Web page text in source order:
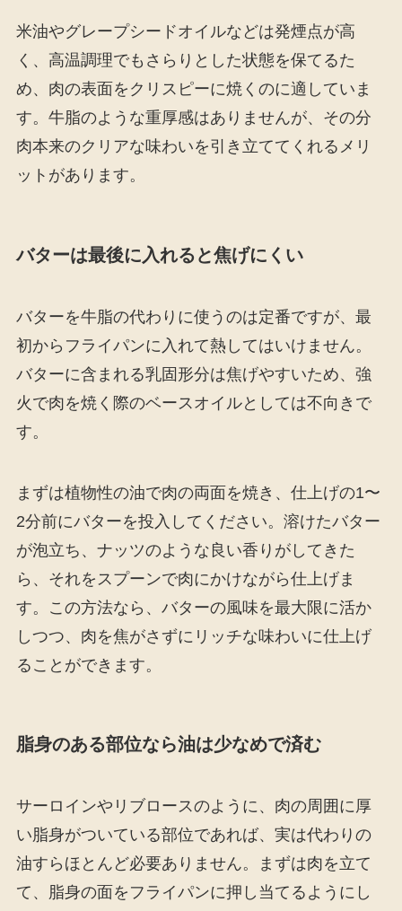
米油やグレープシードオイルなどは発煙点が高
く、高温調理でもさらりとした状態を保てるた
め、肉の表面をクリスピーに焼くのに適していま
す。牛脂のような重厚感はありませんが、その分
肉本来のクリアな味わいを引き立ててくれるメリ
ットがあります。
バターは最後に入れると焦げにくい
バターを牛脂の代わりに使うのは定番ですが、最
初からフライパンに入れて熱してはいけません。
バターに含まれる乳固形分は焦げやすいため、強
火で肉を焼く際のベースオイルとしては不向きで
す。
まずは植物性の油で肉の両面を焼き、仕上げの1〜
2分前にバターを投入してください。溶けたバター
が泡立ち、ナッツのような良い香りがしてきた
ら、それをスプーンで肉にかけながら仕上げま
す。この方法なら、バターの風味を最大限に活か
しつつ、肉を焦がさずにリッチな味わいに仕上げ
ることができます。
脂身のある部位なら油は少なめで済む
サーロインやリブロースのように、肉の周囲に厚
い脂身がついている部位であれば、実は代わりの
油すらほとんど必要ありません。まずは肉を立て
て、脂身の面をフライパンに押し当てるようにし